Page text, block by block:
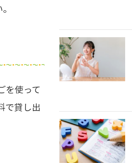
を使って
で貸し出